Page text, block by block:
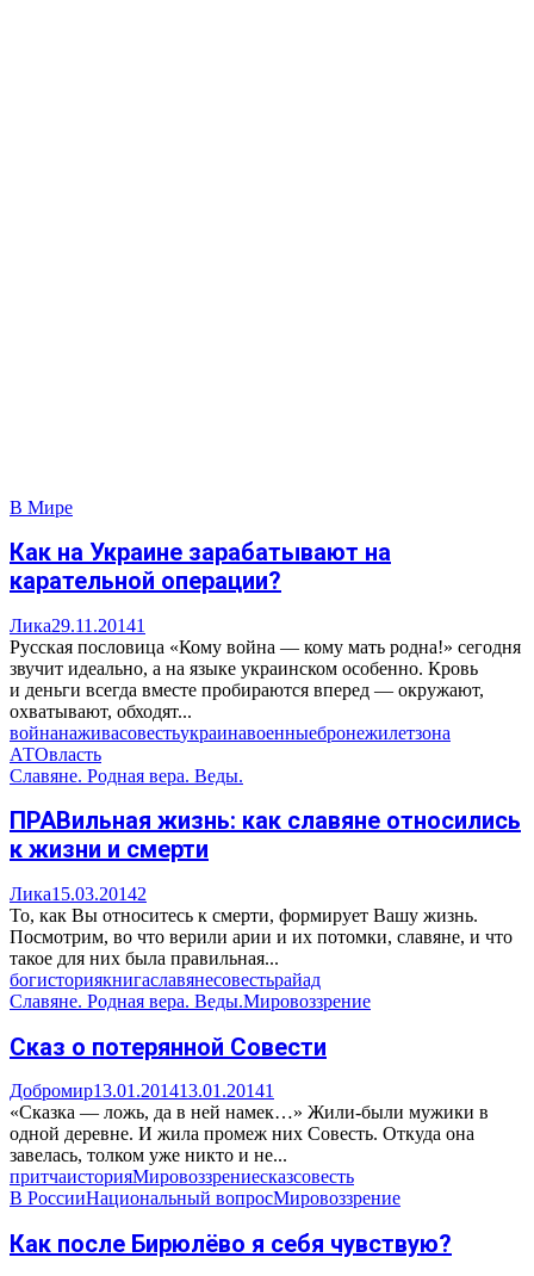
В Мире
Как на Украине зарабатывают на
карательной операции?
Лика29.11.20141
Русская пословица «Кому война — кому мать родна!» сегодня
звучит идеально, а на языке украинском особенно. Кровь
и деньги всегда вместе пробираются вперед — окружают,
охватывают, обходят...
войнанаживасовестьукраинавоенныебронежилетзона
АТОвласть
Славяне. Родная вера. Веды.
ПРАВильная жизнь: как славяне относились
к жизни и смерти
Лика15.03.20142
То, как Вы относитесь к смерти, формирует Вашу жизнь.
Посмотрим, во что верили арии и их потомки, славяне, и что
такое для них была правильная...
богисториякнигаславянесовестьрайад
Славяне. Родная вера. Веды.Мировоззрение
Сказ о потерянной Совести
Добромир13.01.201413.01.20141
«Сказка — ложь, да в ней намек…» Жили-были мужики в
одной деревне. И жила промеж них Совесть. Откуда она
завелась, толком уже никто и не...
притчаисторияМировоззрениесказсовесть
В РоссииНациональный вопросМировоззрение
Как после Бирюлёво я себя чувствую?